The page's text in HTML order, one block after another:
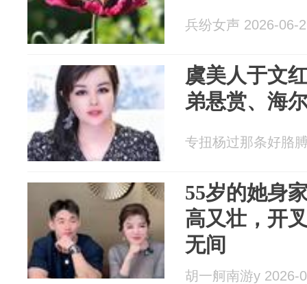
兵纷女声 2026-06-
虞美人于文
弟悬赏、海
专扭杨过那条好胳
55岁的她身
高又壮，开
无间
胡一舸南游y 2026-